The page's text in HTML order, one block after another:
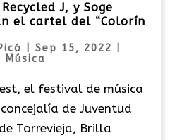
J, y Soge
el cartel del “Colorín
Sep 15, 2022
Música
el festival de música
de Juventud
Torrevieja, Brilla